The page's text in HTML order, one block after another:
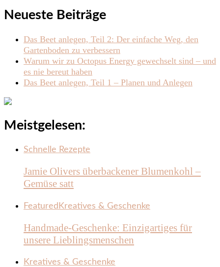
Neueste Beiträge
Das Beet anlegen, Teil 2: Der einfache Weg, den
Gartenboden zu verbessern
Warum wir zu Octopus Energy gewechselt sind – und
es nie bereut haben
Das Beet anlegen, Teil 1 – Planen und Anlegen
Meistgelesen:
Schnelle Rezepte
Jamie Olivers überbackener Blumenkohl –
Gemüse satt
Featured Kreatives & Geschenke
Handmade-Geschenke: Einzigartiges für
unsere Lieblingsmenschen
Kreatives & Geschenke